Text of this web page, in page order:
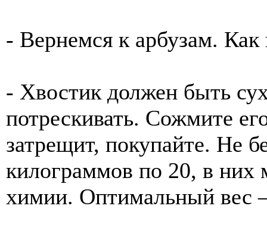
- Вернемся к арбузам.
- Хвостик должен быть
потрескивать. Сожмите
затрещит, покупайте. Не
килограммов по 20, в них
химии. Оптимальный вес